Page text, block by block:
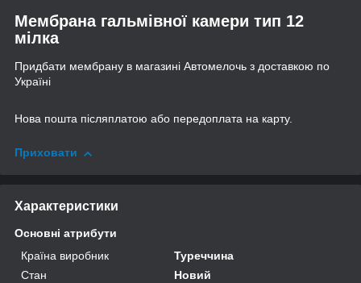
Мембрана гальмівної камери тип 12
мілка
Придбати мембрану в магазині Автомелочь з доставкою по
Україні
Нова пошта післяплатою або передоплата на карту.
Приховати
Характеристики
Основні атрибути
Країна виробник
Туреччина
Стан
Новий